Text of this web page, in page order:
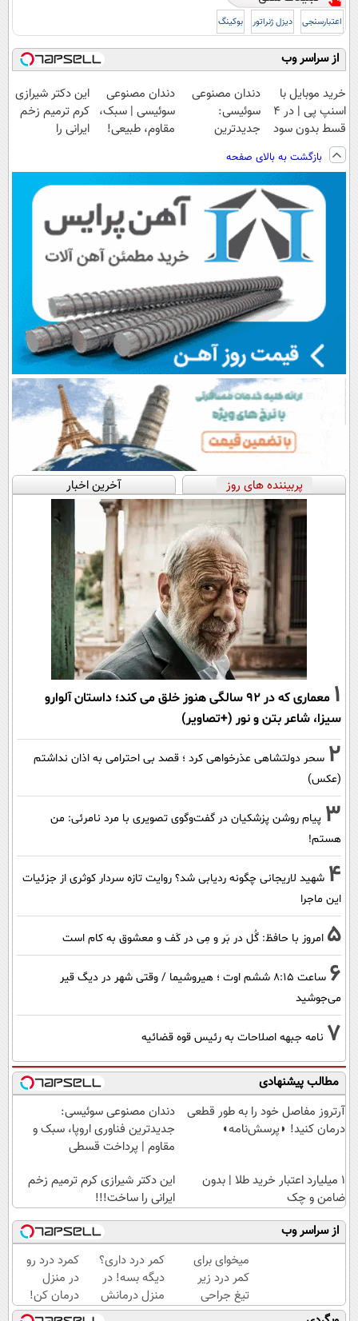
اعتبارسنجی دیزل ژنراتور بوکینگ
از سراسر وب
خرید موبایل با
اسنپ پی | در ۴
قسط بدون سود
و کارمزد!
دندان مصنوعی
سوئیسی:
جدیدترین
سبک و مقاوم |
پرداخت قسطی
دندان مصنوعی
سوئیسی | سبک،
مقاوم، طبیعی!
اقساطی😍
این دکتر شیرازی
کرم ترمیم زخم
ایرانی را
بازگشت به بالای صفحه
پربیننده های روز آخرین اخبار
1
معماری که در 92 سالگی هنوز خلق می کند؛ داستان آلوارو
سیزا، شاعر بتن و نور (+تصاویر)
2 سحر دولتشاهی عذرخواهی کرد ؛ قصد بی احترامی به اذان نداشتم
(عکس)
3 پیام روشن پزشکیان در گفت‌و‌گوی تصویری با مرد نامرئی: من
هستم!
4 شهید لاریجانی چگونه ردیابی شد؟ روایت تازه سردار کوثری از جزئیات
این ماجرا
5 امروز با حافظ: گُل در بَر و مِی در کَف و معشوق به کام است
6
ساعت ۸:۱۵ ششم اوت ؛ هیروشیما / وقتی شهر در دیگ قیر
می‌جوشید
7 نامه جبهه اصلاحات به رئیس قوه قضائیه
مطالب پیشنهادی
آرتروز مفاصل خود را به طور قطعی
درمان کنید! ◗پرسش‌نامه◖
دندان مصنوعی سوئیسی:
جدیدترین فناوری اروپا، سبک و
مقاوم | پرداخت قسطی
۱ میلیارد اعتبار خرید طلا | بدون
ضامن و چک
این دکتر شیرازی کرم ترمیم زخم
ایرانی را ساخت!!!
از سراسر وب
میخوای برای
کمر درد زیر
تیغ جراحی
بری؟!
کمر درد داری؟
دیگه بسه! در
منزل درمانش
کن
کمرد درد رو
در منزل
درمان کن!
(◂فیلم +